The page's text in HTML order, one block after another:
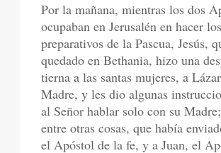
Por la mañana, mientras los dos
ocupaban en Jerusalén en hacer los
preparativos de la Pascua, Jesús,
quedado en Bethania, hizo una
tierna a las santas mujeres, a
Madre, y les dio algunas
al Señor hablar solo con su
entre otras cosas, que había
el Apóstol de la fe, y a Juan, el